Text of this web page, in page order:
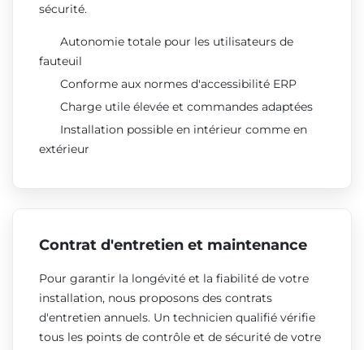
sécurité.
Autonomie totale pour les utilisateurs de
fauteuil
Conforme aux normes d'accessibilité ERP
Charge utile élevée et commandes adaptées
Installation possible en intérieur comme en
extérieur
Contrat d'entretien et maintenance
Pour garantir la longévité et la fiabilité de votre
installation, nous proposons des contrats
d'entretien annuels. Un technicien qualifié vérifie
tous les points de contrôle et de sécurité de votre